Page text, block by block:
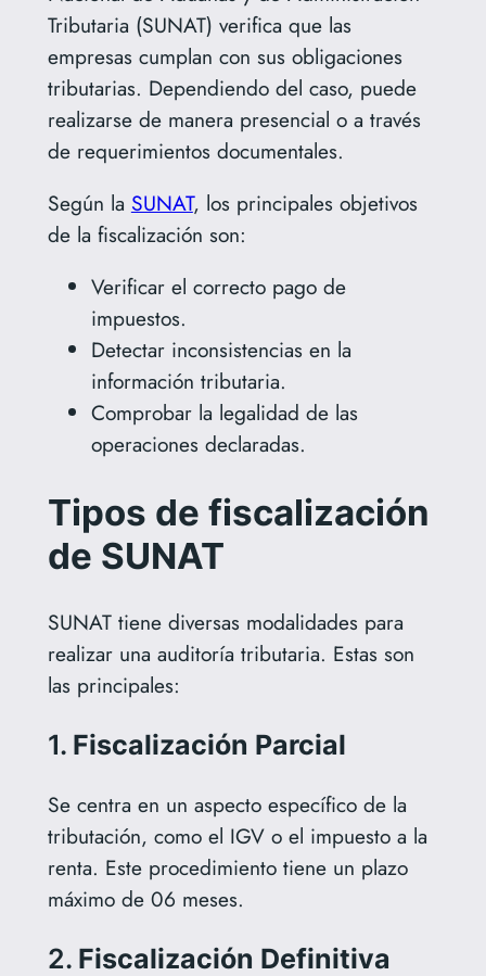
Tributaria (SUNAT) verifica que las
empresas cumplan con sus obligaciones
tributarias. Dependiendo del caso, puede
realizarse de manera presencial o a través
de requerimientos documentales.
Según la SUNAT, los principales objetivos
de la fiscalización son:
Verificar el correcto pago de
impuestos.
Detectar inconsistencias en la
información tributaria.
Comprobar la legalidad de las
operaciones declaradas.
Tipos de fiscalización
de SUNAT
SUNAT tiene diversas modalidades para
realizar una auditoría tributaria. Estas son
las principales:
1. Fiscalización Parcial
Se centra en un aspecto específico de la
tributación, como el IGV o el impuesto a la
renta. Este procedimiento tiene un plazo
máximo de 06 meses.
2. Fiscalización Definitiva